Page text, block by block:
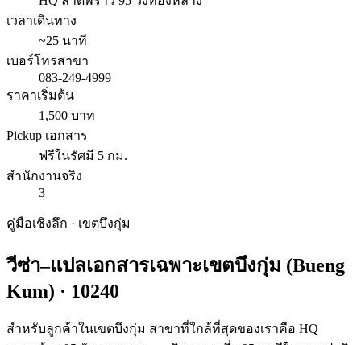
เวลาเดินทาง
~25 นาที
เบอร์โทรสาขา
083-249-4999
ราคาเริ่มต้น
1,500 บาท
Pickup เอกสาร
ฟรีในรัศมี 5 กม.
สำนักงานจริง
3
คู่มือเชิงลึก · เขตบึงกุ่ม
วีซ่า–แปลเอกสารเฉพาะเขตบึงกุ่ม (Bueng
Kum) · 10240
สำหรับลูกค้าในเขตบึงกุ่ม สาขาที่ใกล้ที่สุดของเราคือ HQ